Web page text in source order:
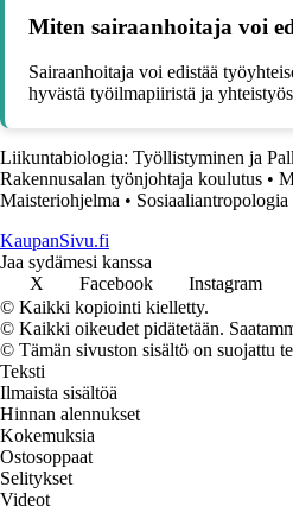
Miten sairaanhoitaja voi
Sairaanhoitaja voi edistää
hyvästä työilmapiiristä ja
Liikuntabiologia: Työllistyminen ja
Rakennusalan työnjohtaja koulutus •
Maisteriohjelma • Sosiaaliantropologia
KaupanSivu.fi
Jaa sydämesi kanssa
X
Facebook Instagram
© Kaikki kopiointi kielletty.
© Kaikki oikeudet pidätetään.
© Tämän sivuston sisältö on suojattu
Teksti
Ilmaista sisältöä
Hinnan alennukset
Kokemuksia
Ostosoppaat
Selitykset
Videot